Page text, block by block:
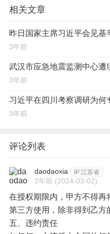
相关文章
昨日国家主席习近平会见基
3年前
武汉市应急地震监测中心遭
3年前
习近平在四川考察调研为何
3年前
评论列表
daodaoxia IP:江苏省
2年前 (2024-03-02)
在授权期限内，甲方不得
第三方使用，除非得到乙方
五、违约责任